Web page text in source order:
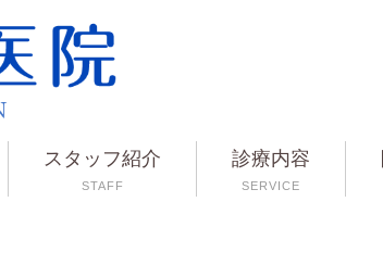
スタッフ紹介
STAFF
診療内容
SERVICE